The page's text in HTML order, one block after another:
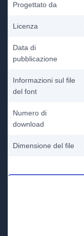
Progettato da
Licenza
Data di
pubblicazione
Informazioni sul file
del font
Numero di
download
Dimensione del file